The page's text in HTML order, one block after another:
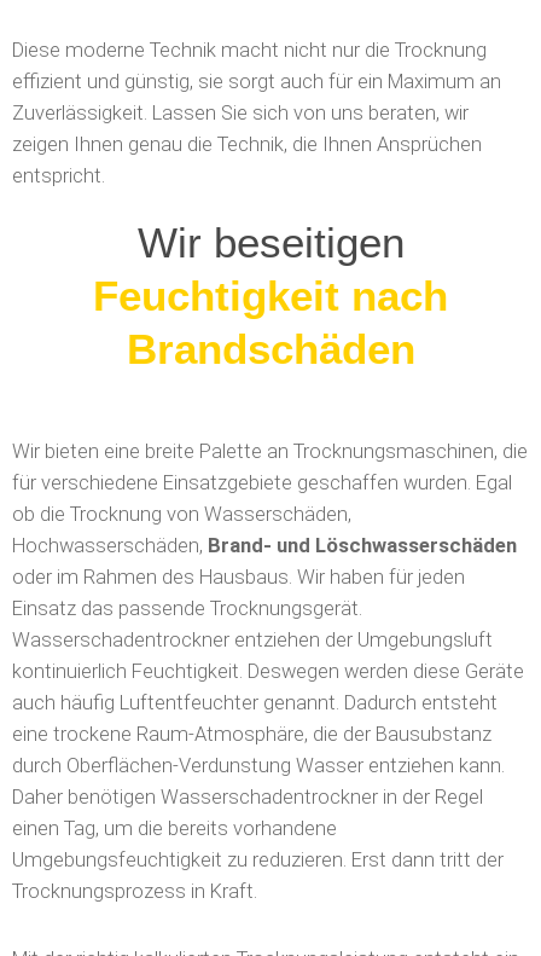
Diese moderne Technik macht nicht nur die Trocknung
effizient und günstig, sie sorgt auch für ein Maximum an
Zuverlässigkeit. Lassen Sie sich von uns beraten, wir
zeigen Ihnen genau die Technik, die Ihnen Ansprüchen
entspricht.
Wir beseitigen
Löschwasserschäden
ob die Trocknung von Wasserschäden,
Hochwasserschäden,Brand- und Löschwasserschäden
oder im Rahmen des Hausbaus. Wir haben für jeden
Einsatz das passende Trocknungsgerät.
Wasserschadentrockner entziehen der Umgebungsluft
kontinuierlich Feuchtigkeit. Deswegen werden diese Geräte
auch häufig Luftentfeuchter genannt. Dadurch entsteht
eine trockene Raum-Atmosphäre, die der Bausubstanz
durch Oberflächen-Verdunstung Wasser entziehen kann.
Daher benötigen Wasserschadentrockner in der Regel
einen Tag, um die bereits vorhandene
Umgebungsfeuchtigkeit zu reduzieren. Erst dann tritt der
Trocknungsprozess in Kraft.
Mit der richtig kalkulierten Trocknungsleistung entsteht ein